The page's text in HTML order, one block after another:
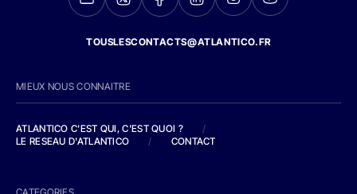
TOUSLESCONTACTS@ATLANTICO.FR
MIEUX NOUS CONNAITRE
ATLANTICO C'EST QUI, C'EST QUOI ?
/
LE RESEAU D'ATLANTICO
/ CONTACT